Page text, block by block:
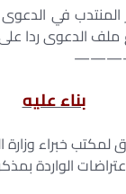
المنتدب في
ملف الدعوى ردا
بناء عليه
لمكتب خبراء
الواردة